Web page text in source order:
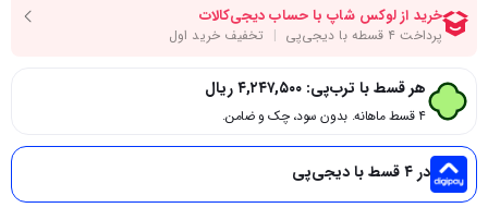
هر قسط با ترب‌پی: ۴,۲۴۷,۵۰۰ریال
۴ قسط ماهانه. بدون سود، چک و ضامن.
در ۴ قسط با دیجی‌پی